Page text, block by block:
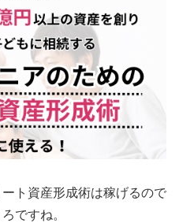
ト資産形成術は稼げるので
ですね。